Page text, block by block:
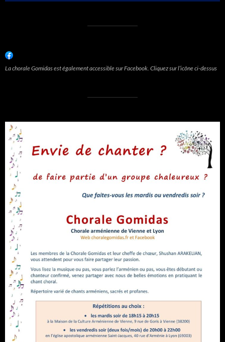
La chorale Gomidas est également accessible sur Facebook. Cliquez sur l’icône ci-dessus